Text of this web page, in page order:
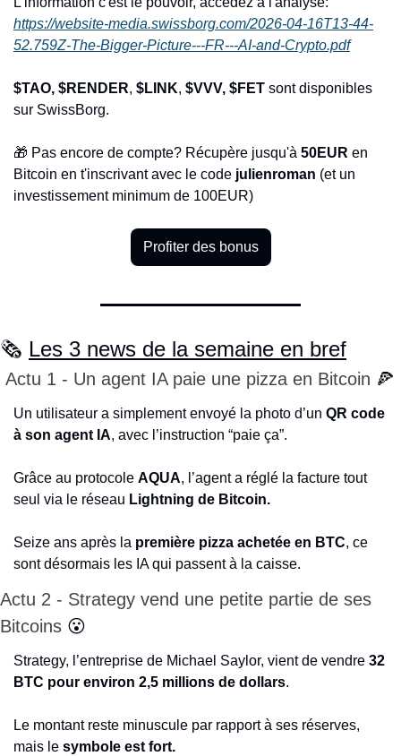
https://website-media.swissborg.com/2026-04-16T13-44-
52.759Z-The-Bigger-Picture---FR---AI-and-Crypto.pdf
$TAO, $RENDER, $LINK, $VVV, $FET sont disponibles
sur SwissBorg.
🎁 Pas encore de compte? Récupère jusqu'à 50EUR en
Bitcoin en t'inscrivant avec le code julienroman (et un
investissement minimum de 100EUR)
Profiter des bonus
🗞️ Les 3 news de la semaine en bref
Actu 1 - Un agent IA paie une pizza en Bitcoin 🍕
Un utilisateur a simplement envoyé la photo d’un QR code
à son agent IA, avec l’instruction “paie ça”.
Grâce au protocole AQUA, l’agent a réglé la facture tout
seul via le réseau Lightning de Bitcoin.
Seize ans après la première pizza achetée en BTC, ce
sont désormais les IA qui passent à la caisse.
Actu 2 - Strategy vend une petite partie de ses
Bitcoins 😮
Strategy, l’entreprise de Michael Saylor, vient de vendre 32
BTC pour environ 2,5 millions de dollars.
Le montant reste minuscule par rapport à ses réserves,
mais le symbole est fort.